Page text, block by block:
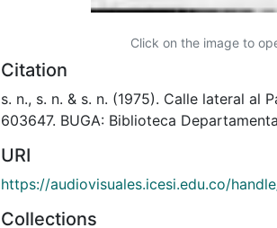
Click on the image to
Citation
s. n., s. n. & s. n. (1975). Calle lateral al
603647. BUGA: Biblioteca
URI
https://audiovisuales.icesi.edu.co/
Collections